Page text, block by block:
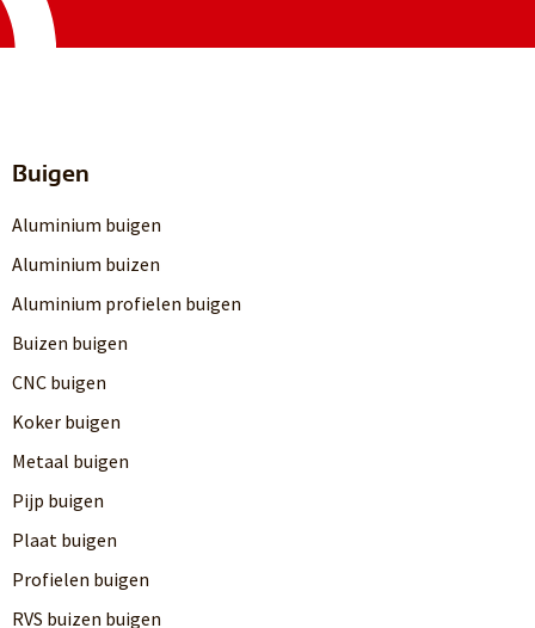
Buigen
Aluminium buigen
Aluminium buizen
Aluminium profielen buigen
Buizen buigen
CNC buigen
Koker buigen
Metaal buigen
Pijp buigen
Plaat buigen
Profielen buigen
RVS buizen buigen